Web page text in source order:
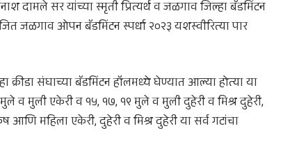
दामले सर यांच्या स्मृती प्रित्यर्थ व जळगाव जिल्हा बॅडमिंटन
जळगाव ओपन बॅडमिंटन स्पर्धा २०२३ यशस्वीरित्या पार
क्रीडा संघाच्या बॅडमिंटन हॉलमध्ये घेण्यात आल्या होत्या या
व मुली एकेरी व १५, १७, १९ मुले व मुली दुहेरी व मिश्र दुहेरी,
महिला एकेरी, दुहेरी व मिश्र दुहेरी या सर्व गटांचा